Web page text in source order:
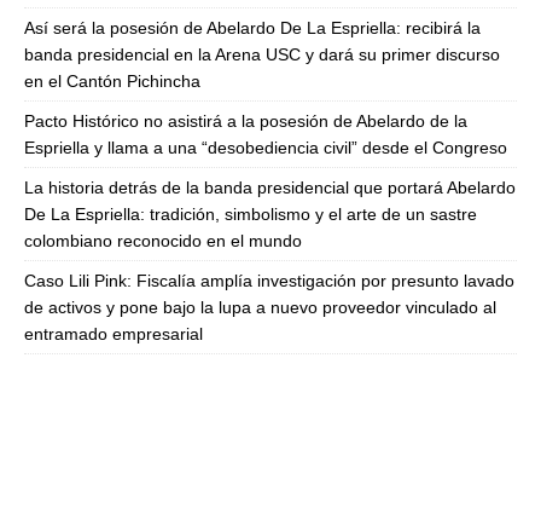
Así será la posesión de Abelardo De La Espriella: recibirá la
banda presidencial en la Arena USC y dará su primer discurso
en el Cantón Pichincha
Pacto Histórico no asistirá a la posesión de Abelardo de la
Espriella y llama a una “desobediencia civil” desde el Congreso
La historia detrás de la banda presidencial que portará Abelardo
De La Espriella: tradición, simbolismo y el arte de un sastre
colombiano reconocido en el mundo
Caso Lili Pink: Fiscalía amplía investigación por presunto lavado
de activos y pone bajo la lupa a nuevo proveedor vinculado al
entramado empresarial